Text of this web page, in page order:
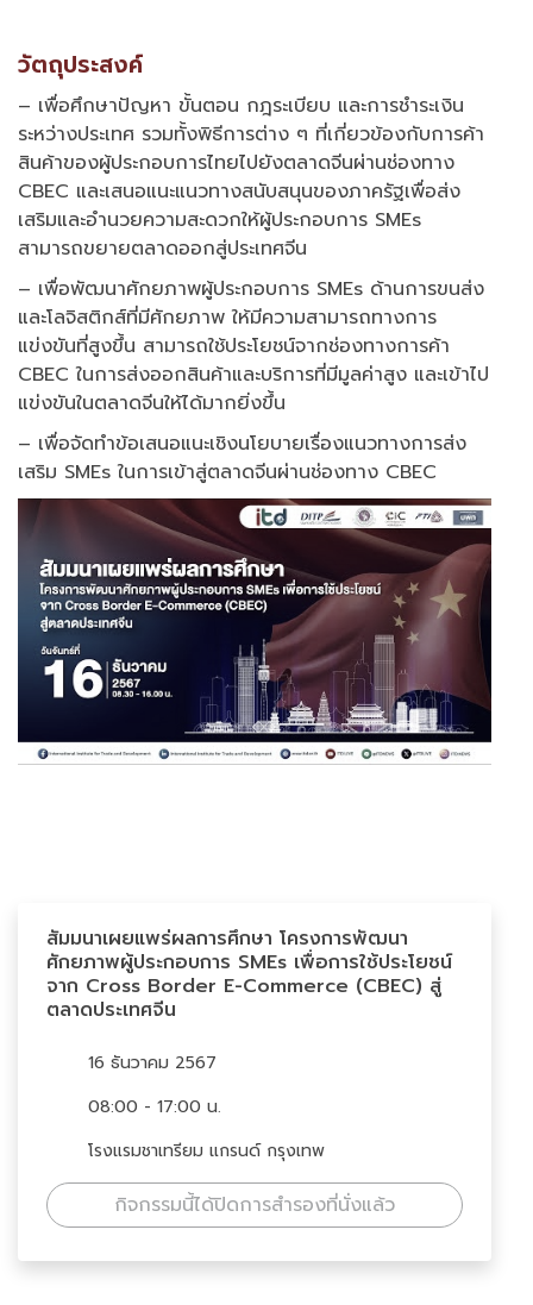
วัตถุประสงค์
– เพื่อศึกษาปัญหา ขั้นตอน กฎระเบียบ และการชำระเงิน
ระหว่างประเทศ รวมทั้งพิธีการต่าง ๆ ที่เกี่ยวข้องกับการค้า
สินค้าของผู้ประกอบการไทยไปยังตลาดจีนผ่านช่องทาง
CBEC และเสนอแนะแนวทางสนับสนุนของภาครัฐเพื่อส่ง
เสริมและอำนวยความสะดวกให้ผู้ประกอบการ SMEs
สามารถขยายตลาดออกสู่ประเทศจีน
– เพื่อพัฒนาศักยภาพผู้ประกอบการ SMEs ด้านการขนส่ง
และโลจิสติกส์ที่มีศักยภาพ ให้มีความสามารถทางการ
แข่งขันที่สูงขึ้น สามารถใช้ประโยชน์จากช่องทางการค้า
CBEC ในการส่งออกสินค้าและบริการที่มีมูลค่าสูง และเข้าไป
แข่งขันในตลาดจีนให้ได้มากยิ่งขึ้น
– เพื่อจัดทำข้อเสนอแนะเชิงนโยบายเรื่องแนวทางการส่ง
เสริม SMEs ในการเข้าสู่ตลาดจีนผ่านช่องทาง CBEC
สัมมนาเผยแพร่ผลการศึกษา โครงการพัฒนา
ศักยภาพผู้ประกอบการ SMEs เพื่อการใช้ประโยชน์
จาก Cross Border E-Commerce (CBEC) สู่
ตลาดประเทศจีน
16 ธันวาคม 2567
08:00 - 17:00 น.
โรงแรมชาเทรียม แกรนด์ กรุงเทพ
กิจกรรมนี้ได้ปิดการสำรองที่นั่งแล้ว